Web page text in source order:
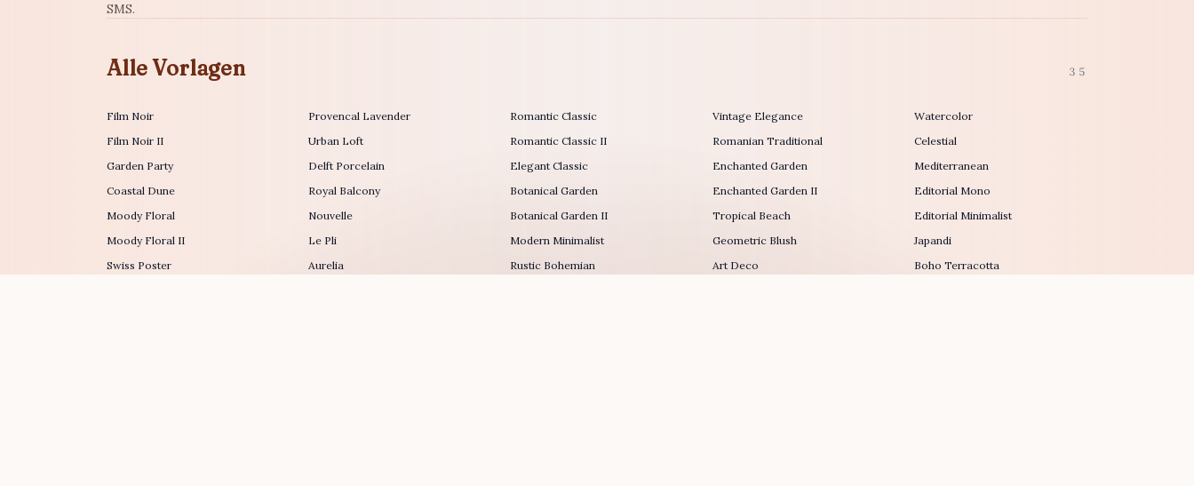
SMS.
Alle Vorlagen 35
Film Noir
Film Noir II
Garden Party
Coastal Dune
Moody Floral
Moody Floral II
Swiss Poster
Provencal Lavender
Urban Loft
Delft Porcelain
Royal Balcony
Nouvelle
Le Pli
Aurelia
Romantic Classic
Romantic Classic II
Elegant Classic
Botanical Garden
Botanical Garden II
Modern Minimalist
Rustic Bohemian
Vintage Elegance
Romanian Traditional
Enchanted Garden
Enchanted Garden II
Tropical Beach
Geometric Blush
Art Deco
Watercolor
Celestial
Mediterranean
Editorial Mono
Editorial Minimalist
Japandi
Boho Terracotta